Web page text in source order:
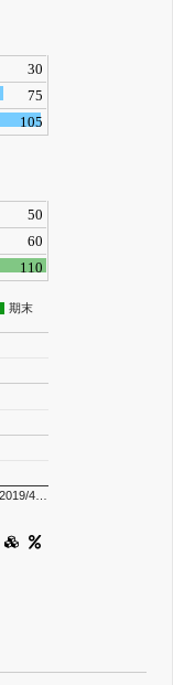
30
75
105
50
60
110
期末
4…